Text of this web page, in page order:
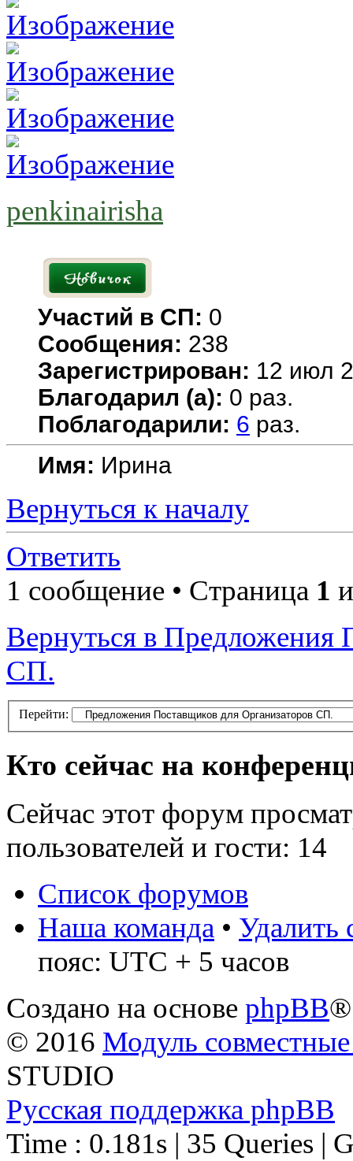
penkinairisha
Участий в СП: 0
Сообщения: 238
Зарегистрирован: 12 июл
Благодарил (а): 0 раз.
Поблагодарили: 6 раз.
Имя: Ирина
Вернуться к началу
Ответить
1 сообщение • Страница 1
Вернуться в Предложения
СП.
Перейти:
Кто сейчас на
Сейчас этот форум
пользователей и гости: 14
Список форумов
Наша команда • Удалить
пояс: UTC + 5 часов
Создано на основе phpBB®
© 2016 Модуль
STUDIO
Русская поддержка phpBB
Time : 0.181s | 35 Queries |